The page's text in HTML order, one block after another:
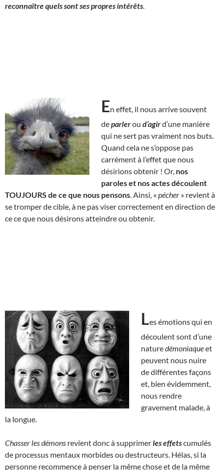
reconnaître quels sont ses propres intérêts
En effet, il nous arrive souvent
deparlerou d’agird’une manière
qui ne sert pas vraiment nos buts.
Quand cela ne s’oppose pas
carrément à l’effet que nous
désirions obtenir ! Or, nos
paroles et nos actes découlent
TOUJOURS de ce que nous pensons . Ainsi, « pécher » revient à
se tromper de cible, à ne pas viser correctement en direction de
ce ce que nous désirons atteindre ou obtenir.
Les émotions qui en
découlent sont d’une
naturedémoniaqueet
peuvent nous nuire
de différentes façons
et, bien évidemment,
nous rendre
gravement malade, à
la longue.
Chasser les démons revient donc à supprimerles effetscumulés
de processus mentaux morbides ou destructeurs. Hélas, si la
personne recommence à penser la même chose et de la même